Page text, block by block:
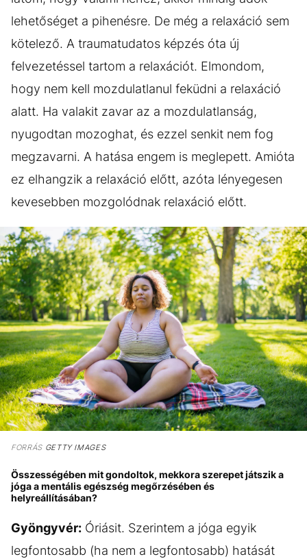
lehetőséget a pihenésre. De még a relaxáció sem
kötelező. A traumatudatos képzés óta új
felvezetéssel tartom a relaxációt. Elmondom,
hogy nem kell mozdulatlanul feküdni a relaxáció
alatt. Ha valakit zavar az a mozdulatlanság,
nyugodtan mozoghat, és ezzel senkit nem fog
megzavarni. A hatása engem is meglepett. Amióta
ez elhangzik a relaxáció előtt, azóta lényegesen
kevesebben mozgolódnak relaxáció előtt.
FORRÁSGETTY IMAGES
Összességében mit gondoltok, mekkora szerepet játszik a
jóga a mentális egészség megőrzésében és
helyreállításában?
Gyöngyvér: Óriásit. Szerintem a jóga egyik
legfontosabb (ha nem a legfontosabb) hatását